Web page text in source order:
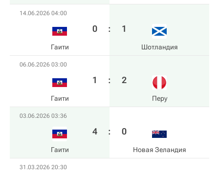
14.06.2026 04:00
Гаити
0 : 1
Шотландия
06.06.2026 03:00
Гаити
1 : 2
Перу
03.06.2026 03:36
Гаити
4 : 0
Новая Зеландия
31.03.2026 20:30